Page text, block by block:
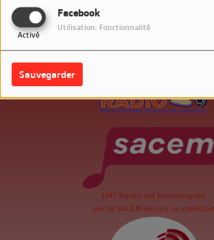
Facebook
Activé
Utilisation: Fonctionnalité
Sauvegarder
LM7 Radio est Homologuée
par la SACEM depuis sa création